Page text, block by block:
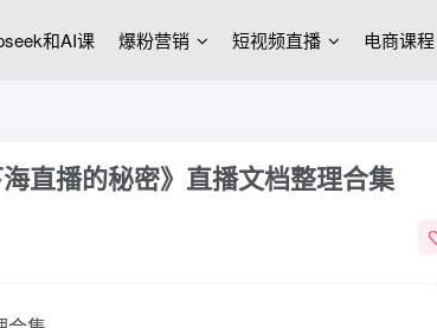
和AI课 爆粉营销 短视频直播 电商课程
直播的秘密》直播文档整理合集